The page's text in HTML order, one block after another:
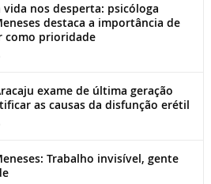
vida nos desperta: psicóloga
destaca a importância de
como prioridade
exame de última geração
as causas da disfunção erétil
Trabalho invisível, gente